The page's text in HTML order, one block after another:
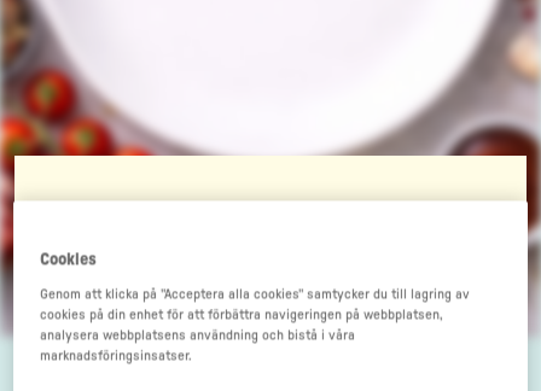
Kalvstek med
gremolata, tomatsås
och saltrostad
Cookies
Genom att klicka på "Acceptera alla cookies" samtycker du till lagring av
cookies på din enhet för att förbättra navigeringen på webbplatsen,
analysera webbplatsens användning och bistå i våra
marknadsföringsinsatser.